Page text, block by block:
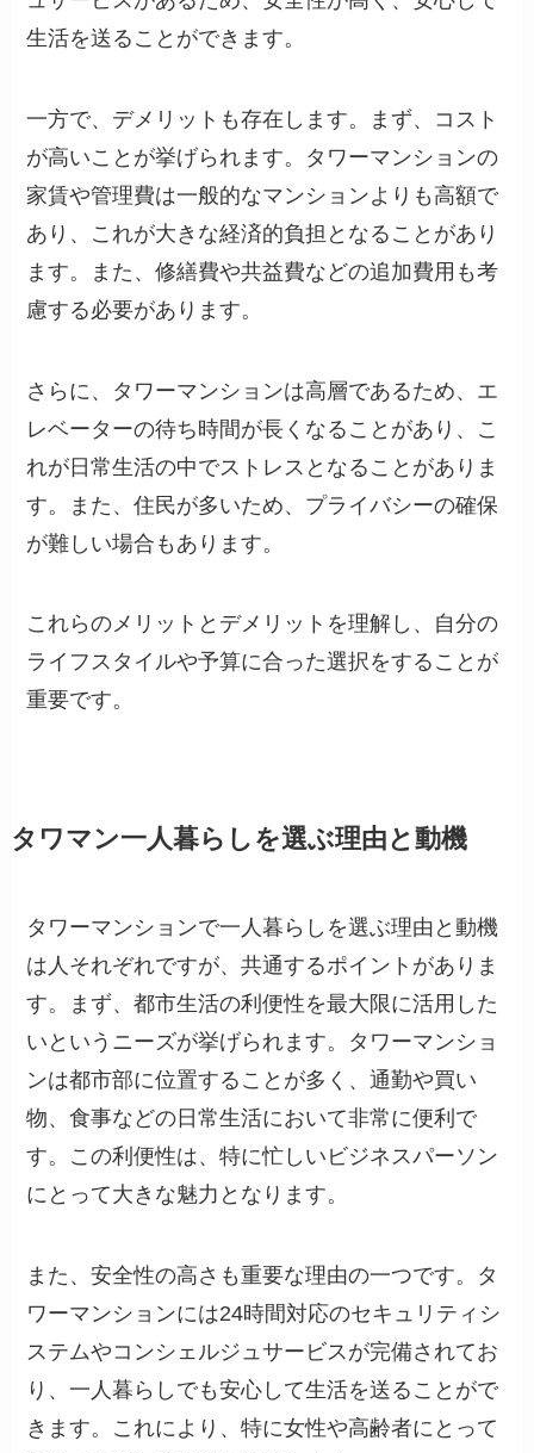
生活を送ることができます。
一方で、デメリットも存在します。まず、コスト
が高いことが挙げられます。タワーマンションの
家賃や管理費は一般的なマンションよりも高額で
あり、これが大きな経済的負担となることがあり
ます。また、修繕費や共益費などの追加費用も考
慮する必要があります。
さらに、タワーマンションは高層であるため、エ
レベーターの待ち時間が長くなることがあり、こ
れが日常生活の中でストレスとなることがありま
す。また、住民が多いため、プライバシーの確保
が難しい場合もあります。
これらのメリットとデメリットを理解し、自分の
ライフスタイルや予算に合った選択をすることが
重要です。
タワマン一人暮らしを選ぶ理由と動機
タワーマンションで一人暮らしを選ぶ理由と動機
は人それぞれですが、共通するポイントがありま
す。まず、都市生活の利便性を最大限に活用した
いというニーズが挙げられます。タワーマンショ
ンは都市部に位置することが多く、通勤や買い
物、食事などの日常生活において非常に便利で
す。この利便性は、特に忙しいビジネスパーソン
にとって大きな魅力となります。
また、安全性の高さも重要な理由の一つです。タ
ワーマンションには24時間対応のセキュリティシ
ステムやコンシェルジュサービスが完備されてお
り、一人暮らしでも安心して生活を送ることがで
きます。これにより、特に女性や高齢者にとって